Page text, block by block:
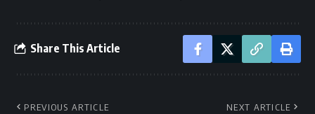
Share This Article
PREVIOUS ARTICLE NEXT ARTICLE